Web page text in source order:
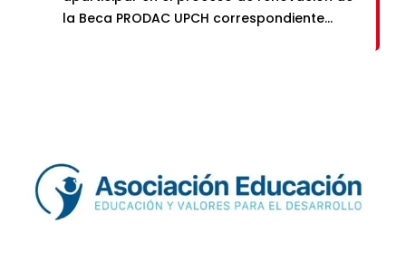
la Beca PRODAC UPCH correspondiente